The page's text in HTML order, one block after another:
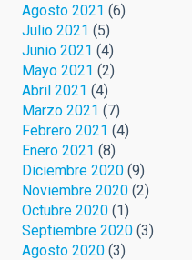
Agosto 2021 (6)
Julio 2021 (5)
Junio 2021 (4)
Mayo 2021 (2)
Abril 2021 (4)
Marzo 2021 (7)
Febrero 2021 (4)
Enero 2021 (8)
Diciembre 2020 (9)
Noviembre 2020 (2)
Octubre 2020 (1)
Septiembre 2020 (3)
Agosto 2020 (3)